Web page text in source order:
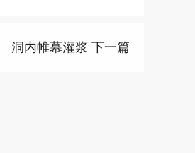
洞内帷幕灌浆 下一篇